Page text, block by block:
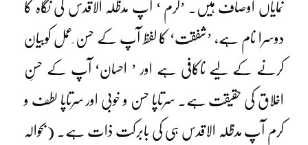
نمایاں اوصاف ہیں۔ ’کرم ‘ آپ مدظلہ الاقدس کی نگاہ کا
دوسرا نام ہے، ’شفقت‘ کا لفظ آپ کے حسن ِعمل کوبیان
کرنے کے لیے ناکافی ہے اور ’ احسان‘ آپ کے حسنِ
اخلاق کی حقیقت ہے۔ سرتاپا حسن و خوبی اور سرتاپا لطف و
کرم آپ مدظلہ الاقدس ہی کی بابرکت ذات ہے۔ (بحوالہ